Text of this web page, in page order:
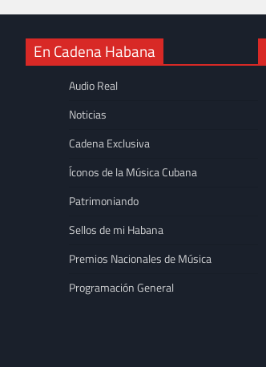
En Cadena Habana
Audio Real
Noticias
Cadena Exclusiva
Íconos de la Música Cubana
Patrimoniando
Sellos de mi Habana
Premios Nacionales de Música
Programación General